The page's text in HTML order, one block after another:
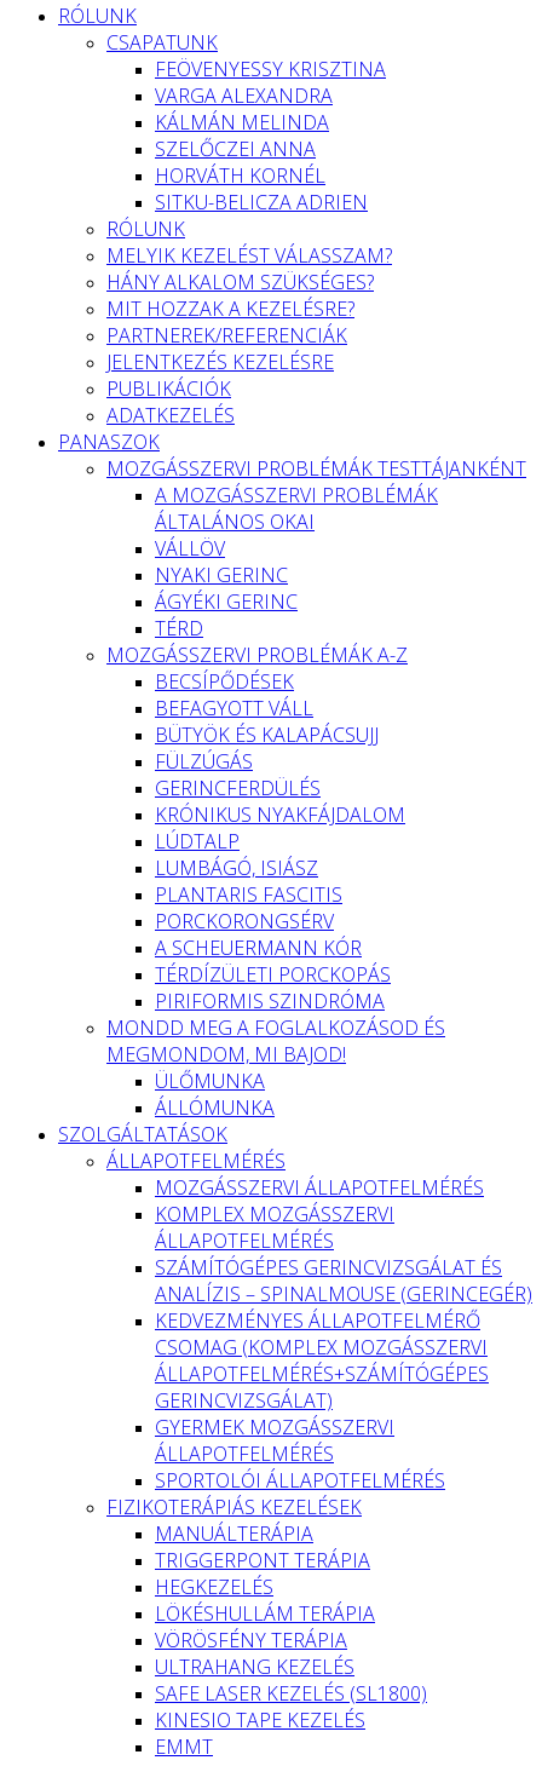
RÓLUNK
CSAPATUNK
FEÖVENYESSY KRISZTINA
VARGA ALEXANDRA
KÁLMÁN MELINDA
SZELŐCZEI ANNA
HORVÁTH KORNÉL
SITKU-BELICZA ADRIEN
RÓLUNK
MELYIK KEZELÉST VÁLASSZAM?
HÁNY ALKALOM SZÜKSÉGES?
MIT HOZZAK A KEZELÉSRE?
PARTNEREK/REFERENCIÁK
JELENTKEZÉS KEZELÉSRE
PUBLIKÁCIÓK
ADATKEZELÉS
PANASZOK
MOZGÁSSZERVI PROBLÉMÁK TESTTÁJANKÉNT
A MOZGÁSSZERVI PROBLÉMÁK
ÁLTALÁNOS OKAI
VÁLLÖV
NYAKI GERINC
ÁGYÉKI GERINC
TÉRD
MOZGÁSSZERVI PROBLÉMÁK A-Z
BECSÍPŐDÉSEK
BEFAGYOTT VÁLL
BÜTYÖK ÉS KALAPÁCSUJJ
FÜLZÚGÁS
GERINCFERDÜLÉS
KRÓNIKUS NYAKFÁJDALOM
LÚDTALP
LUMBÁGÓ, ISIÁSZ
PLANTARIS FASCITIS
PORCKORONGSÉRV
A SCHEUERMANN KÓR
TÉRDÍZÜLETI PORCKOPÁS
PIRIFORMIS SZINDRÓMA
MONDD MEG A FOGLALKOZÁSOD ÉS
MEGMONDOM, MI BAJOD!
ÜLŐMUNKA
ÁLLÓMUNKA
SZOLGÁLTATÁSOK
ÁLLAPOTFELMÉRÉS
MOZGÁSSZERVI ÁLLAPOTFELMÉRÉS
KOMPLEX MOZGÁSSZERVI
ÁLLAPOTFELMÉRÉS
SZÁMÍTÓGÉPES GERINCVIZSGÁLAT ÉS
ANALÍZIS – SPINALMOUSE (GERINCEGÉR)
KEDVEZMÉNYES ÁLLAPOTFELMÉRŐ
CSOMAG (KOMPLEX MOZGÁSSZERVI
ÁLLAPOTFELMÉRÉS+SZÁMÍTÓGÉPES
GERINCVIZSGÁLAT)
GYERMEK MOZGÁSSZERVI
ÁLLAPOTFELMÉRÉS
SPORTOLÓI ÁLLAPOTFELMÉRÉS
FIZIKOTERÁPIÁS KEZELÉSEK
MANUÁLTERÁPIA
TRIGGERPONT TERÁPIA
HEGKEZELÉS
LÖKÉSHULLÁM TERÁPIA
VÖRÖSFÉNY TERÁPIA
ULTRAHANG KEZELÉS
SAFE LASER KEZELÉS (SL1800)
KINESIO TAPE KEZELÉS
EMMT